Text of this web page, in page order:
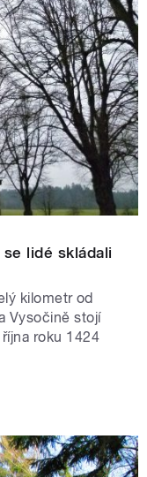
lidé skládali
kilometr od
Vysočině stojí
roku 1424